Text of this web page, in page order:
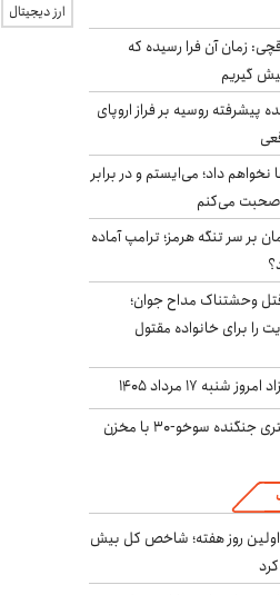
زمان آن فرا رسیده که
گیریم
۱۰ جنگنده پیشرفته روسیه بر فراز اروپای
نخواهم داد؛ می‌ایستم و در برابر
صحبت می‌کنم
بر سر تنگه هرمز؛ ترامپ آماده
وحشتناک مداح جوان؛
را برای خانواده مقتول
شنبه ۱۷ مرداد ۱۴۰۵
بُرد ۳۰۰۰ کیلومتری جنگنده سوخو-۳۰ با مخزن
روز هفته؛ شاخص کل بیش
ارز دیجیتال